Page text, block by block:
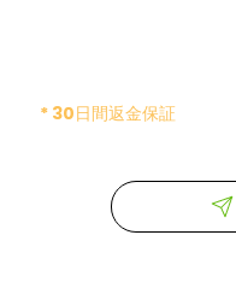
* 30日間返金保証